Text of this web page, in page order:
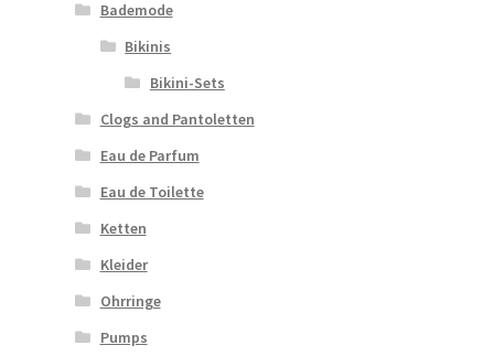
Bademode
Bikinis
Bikini-Sets
Clogs and Pantoletten
Eau de Parfum
Eau de Toilette
Ketten
Kleider
Ohrringe
Pumps